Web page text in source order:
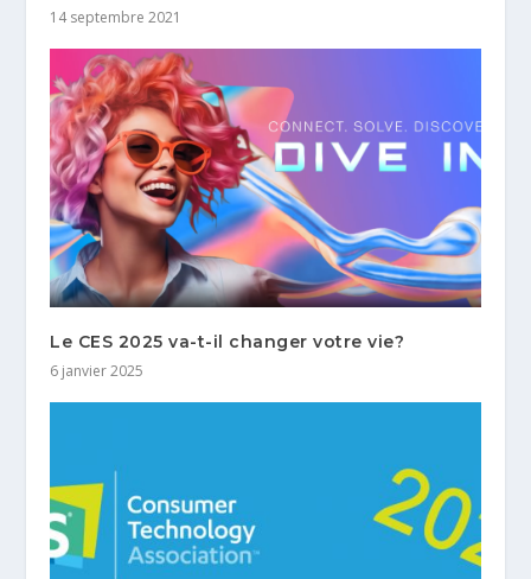
14 septembre 2021
Le CES 2025 va-t-il changer votre vie?
6 janvier 2025